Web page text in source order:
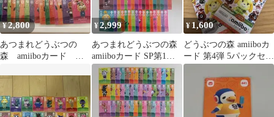
¥2,800
あつまれどうぶつの
森 amiiboカード 第1
ット
¥2,999
あつまれどうぶつの森
amiiboカード SP第1
弾〜第4弾コンプ販売
①
¥ 1,600
どうぶつの森 amiiboカ
ード 第4弾 5パックセッ
ト